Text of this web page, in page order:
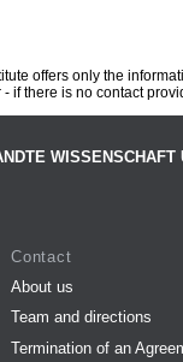
offers only the
if there is no contact
WISSENSCHAFT
Contact
About us
Team and directions
Termination of an